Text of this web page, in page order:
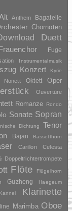
Anthem Bagatelle
Chornoten
Duett
Fuge
Instrumentalmusik
Konzert Kyrie
Nonett Oktett Oper
Ouvertüre
Romanze Rondo
Sonate Sopran
Dichtung Tenor
Bajan Bassetthorn
Carillon Celesta
Doppeltrichtertrompete
Flöte
Flügelhorn
Guzheng
Haegeum
Kannel Klarinette
Marimba Oboe